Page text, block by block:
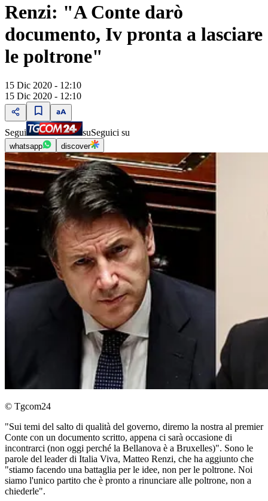
Renzi: "A Conte darò
documento, Iv pronta a lasciare
le poltrone"
15 Dic 2020 - 12:10
15 Dic 2020 - 12:10
Segui suSeguici su
whatsapp discover
© Tgcom24
"Sui temi del salto di qualità del governo, diremo la nostra al premier
Conte con un documento scritto, appena ci sarà occasione di
incontrarci (non oggi perché la Bellanova è a Bruxelles)". Sono le
parole del leader di Italia Viva, Matteo Renzi, che ha aggiunto che
"stiamo facendo una battaglia per le idee, non per le poltrone. Noi
siamo l'unico partito che è pronto a rinunciare alle poltrone, non a
chiederle".